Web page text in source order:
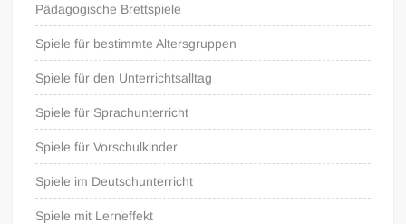
Pädagogische Brettspiele
Spiele für bestimmte Altersgruppen
Spiele für den Unterrichtsalltag
Spiele für Sprachunterricht
Spiele für Vorschulkinder
Spiele im Deutschunterricht
Spiele mit Lerneffekt